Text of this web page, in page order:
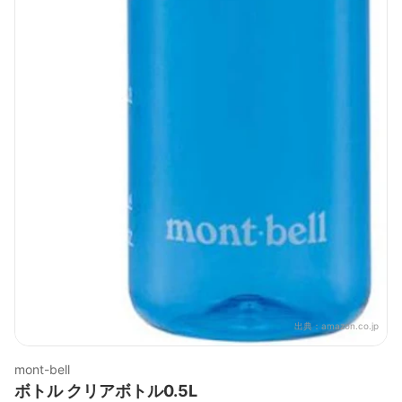
出典： amazon.co.jp
mont-bell
ボトル クリアボトル0.5L